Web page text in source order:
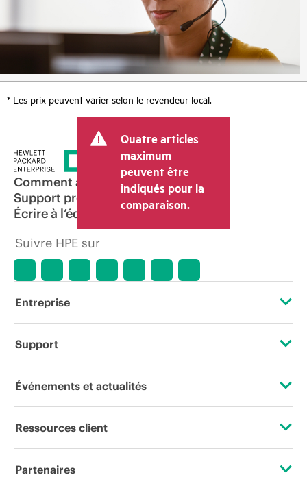
* Les prix peuvent varier selon le revendeur local.
Quatre articles
maximum
peuvent être
indiqués pour la
comparaison.
Comment acheter
Support produit
Écrire à l’équipe commerciale
Suivre HPE sur
Entreprise
À propos de HPE
Responsabilité d’entreprise
HPE Labs
Support
Services d’assistance opérationnelle (OSS)
Logiciels et pilotes
Événements et actualités
Événements
Ressources client
Nous contacter
Partenaires